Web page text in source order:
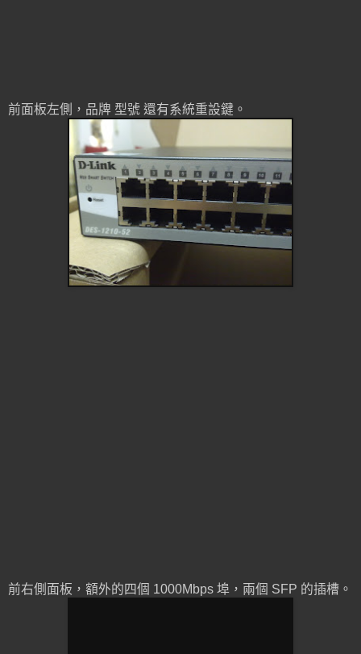
前面板左側，品牌 型號 還有系統重設鍵。
前右側面板，額外的四個 1000Mbps 埠，兩個 SFP 的插槽。